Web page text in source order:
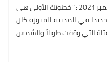
رائد العودة - المدينة المنورة - 8 سبتمبر 2021 : " خطوتك الأولى هي
في المدينة المنورة كان
التي وقفت طويلاً والشمس